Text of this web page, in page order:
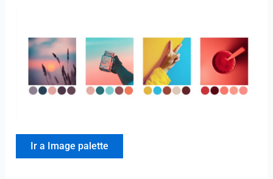
Ir a Image palette